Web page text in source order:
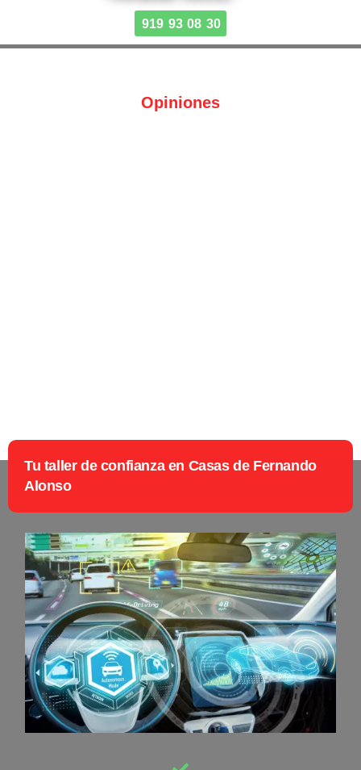
919 93 08 30
Opiniones
Tu taller de confianza en Casas de Fernando
Alonso